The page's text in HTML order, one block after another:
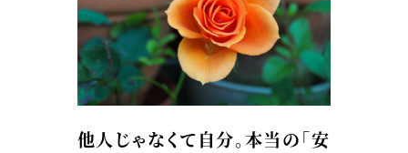
他人じゃなくて自分。本当の「安